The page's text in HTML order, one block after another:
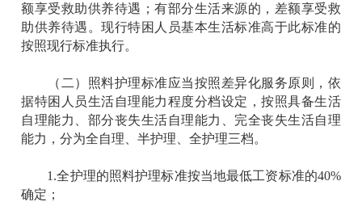
额享受救助供养待遇；有部分生活来源的，差额享受救
助供养待遇。现行特困人员基本生活标准高于此标准的
按照现行标准执行。
（二）照料护理标准应当按照差异化服务原则，依
据特困人员生活自理能力程度分档设定，按照具备生活
自理能力、部分丧失生活自理能力、完全丧失生活自理
能力，分为全自理、半护理、全护理三档。
1.全护理的照料护理标准按当地最低工资标准的40%
确定；